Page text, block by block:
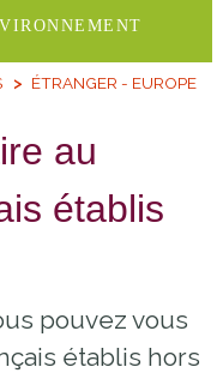
ÉTRANGER - EUROPE
au
établis
pouvez vous
établis hors